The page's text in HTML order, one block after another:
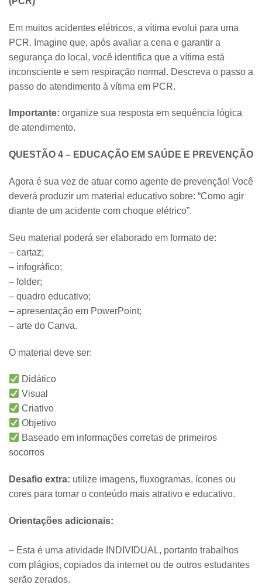
Em muitos acidentes elétricos, a vítima evolui para uma
PCR. Imagine que, após avaliar a cena e garantir a
segurança do local, você identifica que a vítima está
inconsciente e sem respiração normal. Descreva o passo a
passo do atendimento à vítima em PCR.
Importante: organize sua resposta em sequência lógica
de atendimento.
QUESTÃO 4 – EDUCAÇÃO EM SAÚDE E PREVENÇÃO
Agora é sua vez de atuar como agente de prevenção! Você
deverá produzir um material educativo sobre: “Como agir
diante de um acidente com choque elétrico”.
Seu material poderá ser elaborado em formato de:
– cartaz;
– infográfico;
– folder;
– quadro educativo;
– apresentação em PowerPoint;
– arte do Canva.
O material deve ser:
Didático
Visual
Criativo
Objetivo
Baseado em informações corretas de primeiros
socorros
Desafio extra: utilize imagens, fluxogramas, ícones ou
cores para tornar o conteúdo mais atrativo e educativo.
Orientações adicionais:
– Esta é uma atividade INDIVIDUAL, portanto trabalhos
com plágios, copiados da internet ou de outros estudantes
serão zerados.